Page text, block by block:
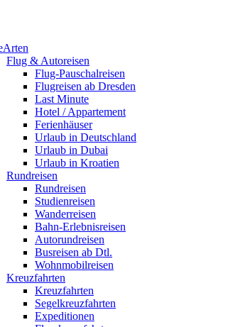
Flug & Autoreisen
Flug-Pauschalreisen
Flugreisen ab Dresden
Last Minute
Hotel / Appartement
Ferienhäuser
Urlaub in Deutschland
Urlaub in Dubai
Urlaub in Kroatien
Rundreisen
Rundreisen
Studienreisen
Wanderreisen
Bahn-Erlebnisreisen
Autorundreisen
Busreisen ab Dtl.
Wohnmobilreisen
Kreuzfahrten
Kreuzfahrten
Segelkreuzfahrten
Expeditionen